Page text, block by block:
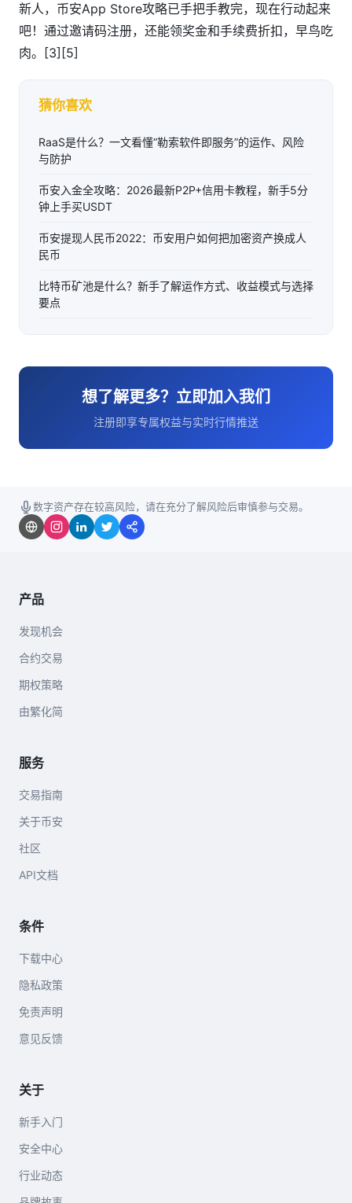
新人，币安App Store攻略已手把手教完，现在行动起来
吧！通过邀请码注册，还能领奖金和手续费折扣，早鸟吃
肉。[3][5]
猜你喜欢
RaaS是什么？一文看懂“勒索软件即服务”的运作、风险
与防护
币安入金全攻略：2026最新P2P+信用卡教程，新手5分
钟上手买USDT
币安提现人民币2022：币安用户如何把加密资产换成人
民币
比特币矿池是什么？新手了解运作方式、收益模式与选择
要点
想了解更多？立即加入我们
注册即享专属权益与实时行情推送
数字资产存在较高风险，请在充分了解风险后审慎参与交易。
产品
发现机会
合约交易
期权策略
由繁化简
服务
交易指南
关于币安
社区
API文档
条件
下载中心
隐私政策
免责声明
意见反馈
关于
新手入门
安全中心
行业动态